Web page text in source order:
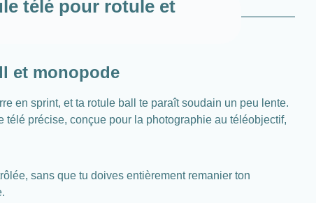
télé pour rotule et
et monopode
en sprint, et ta rotule ball te paraît soudain un peu lente.
télé précise, conçue pour la photographie au téléobjectif,
sans que tu doives entièrement remanier ton